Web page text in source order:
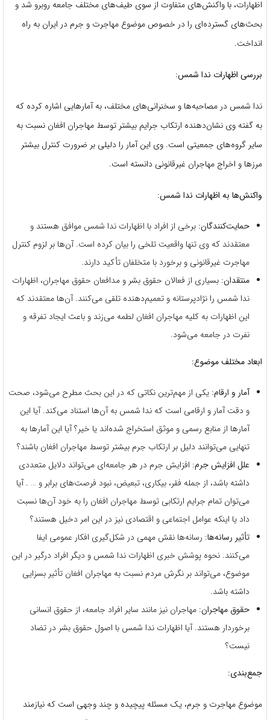
اظهارات، با واکنش‌های متفاوت از سوی طیف‌های مختلف جامعه روبرو شد و
بحث‌های گسترده‌ای را در خصوص موضوع مهاجرت و جرم در ایران به راه
انداخت.
بررسی اظهارات ندا شمس:
ندا شمس در مصاحبه‌ها و سخنرانی‌های مختلف، به آمارهایی اشاره کرده که
به گفته وی نشان‌دهنده ارتکاب جرایم بیشتر توسط مهاجران افغان نسبت به
سایر گروه‌های جمعیتی است. وی این آمار را دلیلی بر ضرورت کنترل بیشتر
مرزها و اخراج مهاجران غیرقانونی دانسته است.
واکنش‌ها به اظهارات ندا شمس:
حمایت‌کنندگان: برخی از افراد با اظهارات ندا شمس موافق هستند و
معتقدند که وی تنها واقعیت تلخی را بیان کرده است. آن‌ها بر لزوم کنترل
مهاجرت غیرقانونی و برخورد با متخلفان تأکید دارند.
منتقدان: بسیاری از فعالان حقوق بشر و مدافعان حقوق مهاجران، اظهارات
ندا شمس را نژادپرستانه و تعمیم‌دهنده تلقی می‌کنند. آن‌ها معتقدند که
این اظهارات به کلیه مهاجران افغان لطمه می‌زند و باعث ایجاد تفرقه و
نفرت در جامعه می‌شود.
ابعاد مختلف موضوع:
آمار و ارقام: یکی از مهم‌ترین نکاتی که در این بحث مطرح می‌شود، صحت
و دقت آمار و ارقامی است که ندا شمس به آن‌ها استناد می‌کند. آیا این
آمارها از منابع رسمی و موثق استخراج شده‌اند یا خیر؟ آیا این آمارها به
تنهایی می‌توانند دلیل بر ارتکاب جرم بیشتر توسط مهاجران افغان باشند؟
علل افزایش جرم: افزایش جرم در هر جامعه‌ای می‌تواند دلایل متعددی
داشته باشد، از جمله فقر، بیکاری، تبعیض، نبود فرصت‌های برابر و … . آیا
می‌توان تمام جرایم ارتکابی توسط مهاجران افغان را به خود آن‌ها نسبت
داد یا اینکه عوامل اجتماعی و اقتصادی نیز در این امر دخیل هستند؟
تأثیر رسانه‌ها: رسانه‌ها نقش مهمی در شکل‌گیری افکار عمومی ایفا
می‌کنند. نحوه پوشش خبری اظهارات ندا شمس و دیگر افراد درگیر در این
موضوع، می‌تواند بر نگرش مردم نسبت به مهاجران افغان تأثیر بسزایی
داشته باشد.
حقوق مهاجران: مهاجران نیز مانند سایر افراد جامعه، از حقوق انسانی
برخوردار هستند. آیا اظهارات ندا شمس با اصول حقوق بشر در تضاد
نیست؟
جمع‌بندی:
موضوع مهاجرت و جرم، یک مسئله پیچیده و چند وجهی است که نیازمند